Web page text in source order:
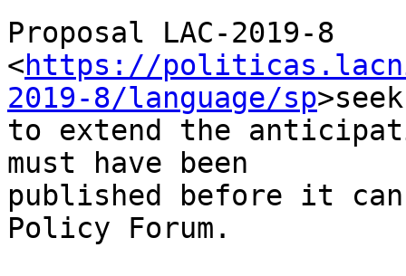
Proposal LAC-2019-8
<https://
2019-8/language/sp
to extend the
must have been
published before it
Policy Forum.